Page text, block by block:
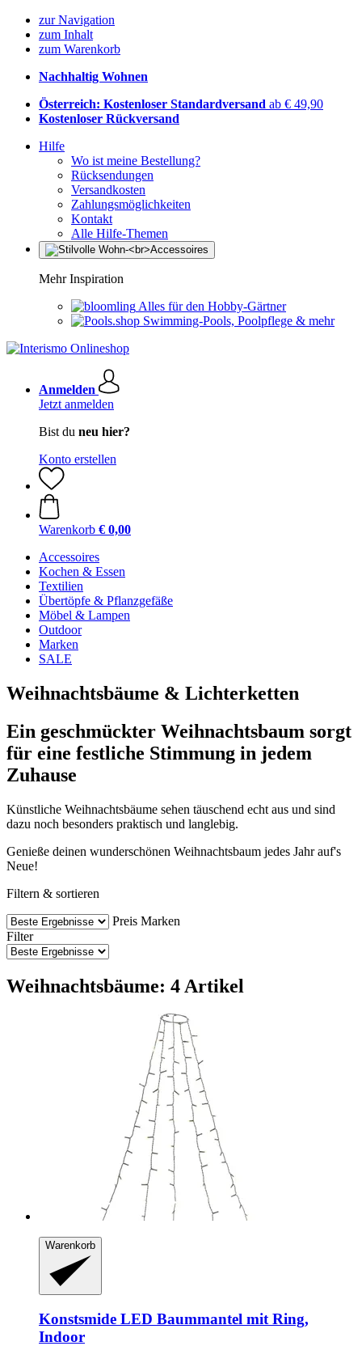
zur Navigation
zum Inhalt
zum Warenkorb
Nachhaltig Wohnen
Österreich: Kostenloser Standardversand ab € 49,90
Kostenloser Rückversand
Hilfe
Wo ist meine Bestellung?
Rücksendungen
Versandkosten
Zahlungsmöglichkeiten
Kontakt
Alle Hilfe-Themen
Mehr Inspiration
Alles für den Hobby-Gärtner
Swimming-Pools, Poolpflege & mehr
Anmelden
Jetzt anmelden
Bist du neu hier?
Konto erstellen
Warenkorb € 0,00
Accessoires
Kochen & Essen
Textilien
Übertöpfe & Pflanzgefäße
Möbel & Lampen
Outdoor
Marken
SALE
Weihnachtsbäume & Lichterketten
Ein geschmückter Weihnachtsbaum sorgt
für eine festliche Stimmung in jedem
Zuhause
Künstliche Weihnachtsbäume sehen täuschend echt aus und sind
dazu noch besonders praktisch und langlebig.
Genieße deinen wunderschönen Weihnachtsbaum jedes Jahr auf's
Neue!
Filtern & sortieren
Preis Marken
Filter
Weihnachtsbäume: 4 Artikel
Warenkorb
Konstsmide LED Baummantel mit Ring,
Indoor